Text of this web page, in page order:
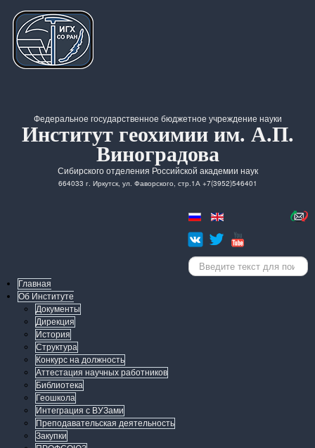
Федеральное государственное бюджетное учреждение науки
Институт геохимии им. А.П.
Виноградова
Сибирского отделения Российской академии наук
664033 г. Иркутск, ул. Фаворского, стр.1А +7(3952)546401
Искать...
Главная
Об Институте
Документы
Дирекция
История
Структура
Конкурс на должность
Аттестация научных работников
Библиотека
Геошкола
Интеграция с ВУЗами
Преподавательская деятельность
Закупки